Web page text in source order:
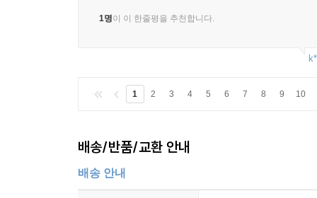
1명이 이 한줄평을 추천합니다.
1 2 3 4 5 6 7 8 9 10
배송/반품/교환 안내
배송 안내